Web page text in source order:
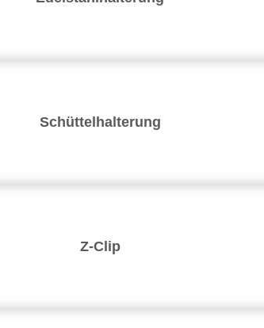
Schüttelhalterung
Z-Clip